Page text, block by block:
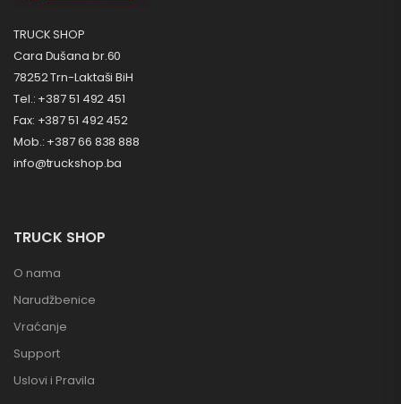
TRUCK SHOP
Cara Dušana br.60
78252 Trn-Laktaši BiH
Tel.: +387 51 492 451
Fax: +387 51 492 452
Mob.: +387 66 838 888
info@truckshop.ba
TRUCK SHOP
O nama
Narudžbenice
Vraćanje
Support
Uslovi i Pravila